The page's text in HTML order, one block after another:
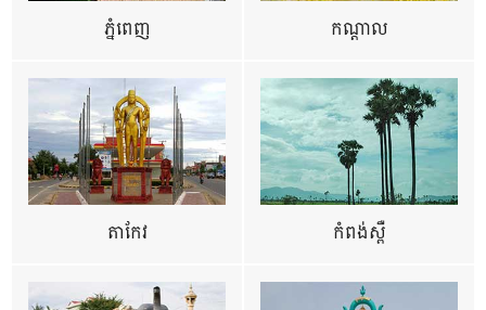
ភ្នំពេញ កណ្តាល
តាកែវ កំពង់ស្ពឺ